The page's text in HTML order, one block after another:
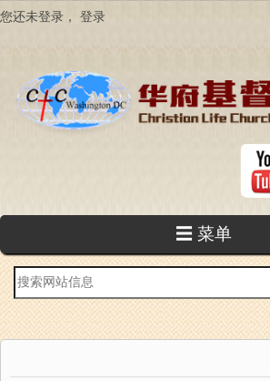
跳
您还未登录， 登录
☰ 菜单
站
内
搜
索